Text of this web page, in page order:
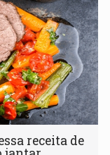
receita de